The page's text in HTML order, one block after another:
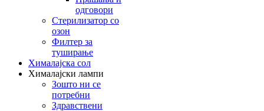
одговори
Стерилизатор со
озон
Филтер за
туширање
Хималајска сол
Хималајски лампи
Зошто ни се
потребни
Здравствени